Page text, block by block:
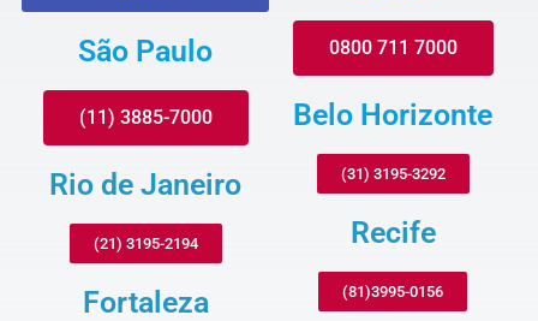
São Paulo
(11) 3885-7000
Rio de Janeiro
(21) 3195-2194
Fortaleza
0800 711 7000
Belo Horizonte
(31) 3195-3292
Recife
(81)3995-0156